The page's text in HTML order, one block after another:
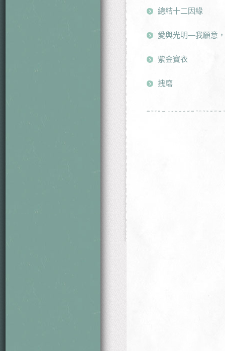
總結十二因緣
愛與光明—我願意
紫金寶衣
拽磨